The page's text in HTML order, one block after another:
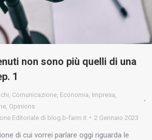
non sono più quelli di una
1
Comunicazione Economia Impresa
Opinions
Editoriale di blog.b-farm.it 2 Gennaio 2023
di cui vorrei parlare oggi riguarda le